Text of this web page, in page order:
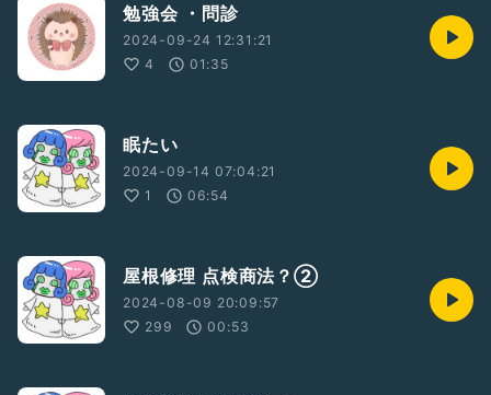
勉強会 ・問診
2024-09-24 12:31:21
4
01:35
眠たい
2024-09-14 07:04:21
1
06:54
屋根修理 点検商法？②
2024-08-09 20:09:57
299
00:53